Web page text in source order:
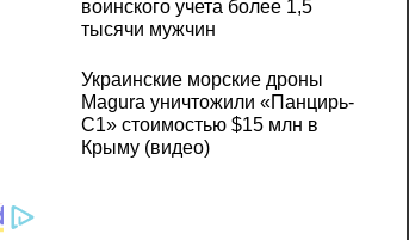
воинского учета более 1,5
тысячи мужчин
Украинские морские дроны
Magura уничтожили «Панцирь-
С1» стоимостью $15 млн в
Крыму (видео)